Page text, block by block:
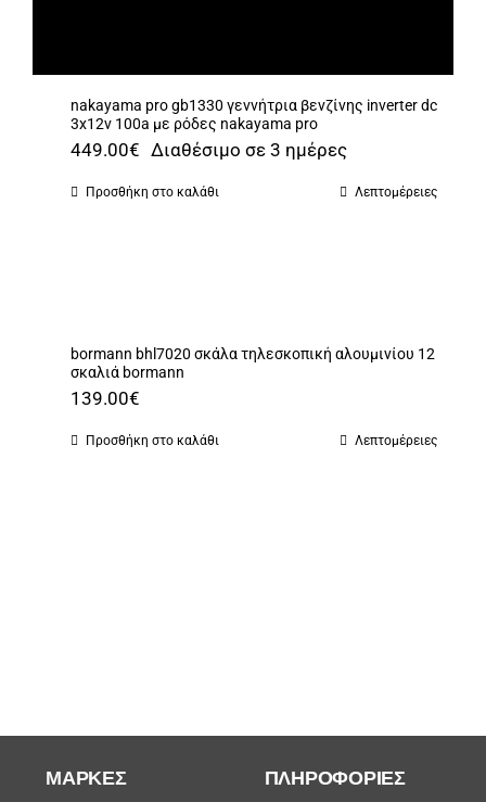
nakayama pro gb1330 γεννήτρια βενζίνης inverter dc
3x12v 100a με ρόδες nakayama pro
449.00€ Διαθέσιμο σε 3 ημέρες
Προσθήκη στο καλάθι Λεπτομέρειες
bormann bhl7020 σκάλα τηλεσκοπική αλουμινίου 12
σκαλιά bormann
139.00€
Προσθήκη στο καλάθι Λεπτομέρειες
ΜΆΡΚΕΣ ΠΛΗΡΟΦΟΡΙΕΣ